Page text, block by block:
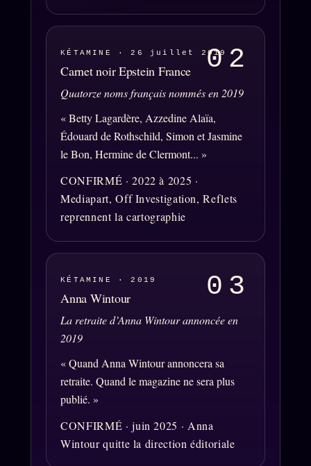
Chat Oracle LIVE
Oracle z/S
Oracle Analyse
24€
Oracle Éclair
Oracle Couples
Oracle Famille
Oracle Sigil Sonore
Oracle Parfum
Oracle Anniversaire
Oracle Carte du Jour
Oracle Algorithme
Audit Social
KÉTAMINE 2019
BRAQUAGE
SUSPECTE2022
Compte Suspendu
02
KÉTAMINE · 26 juillet 2019
Carnet noir Epstein France
Quatorze noms français nommés en 2019
« Betty Lagardère, Azzedine Alaïa,
Édouard de Rothschild, Simon et Jasmine
le Bon, Hermine de Clermont... »
CONFIRMÉ · 2022 à 2025 ·
Mediapart, Off Investigation, Reflets
reprennent la cartographie
03
KÉTAMINE · 2019
Anna Wintour
La retraite d’Anna Wintour annoncée en
2019
« Quand Anna Wintour annoncera sa
retraite. Quand le magazine ne sera plus
publié. »
CONFIRMÉ · juin 2025 · Anna
Wintour quitte la direction éditoriale